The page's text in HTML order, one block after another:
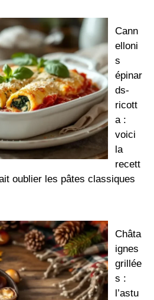
Cann
elloni
s
épinar
ds-
ricott
a :
voici
la
recett
oublier les pâtes classiques
Châta
ignes
grillée
s :
l’astu